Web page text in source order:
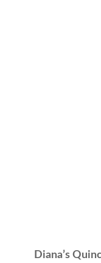
Diana’s